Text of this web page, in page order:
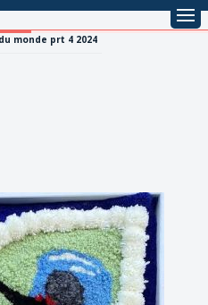
monde prt 4 2024